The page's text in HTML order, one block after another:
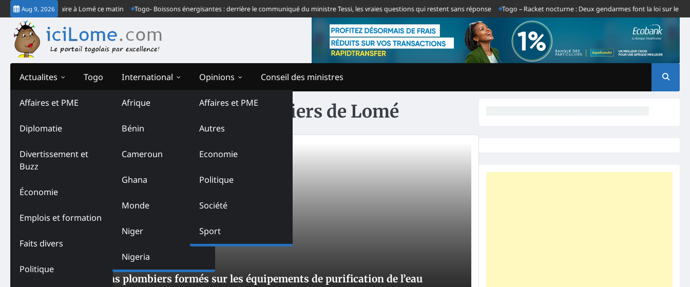
Skip
to
content
Aug 9, 2026
congrès ordinaire à Lomé ce matin Togo- Boissons énergisantes : derrière le communiqué du ministre Tessi, les vraies questions qui restent sans réponse Togo – Racket nocturne : Deux gendarmes font la loi sur le
Actualites
Affaires et PME
Diplomatie
Divertissement et
Buzz
Économie
Emplois et formation
Faits divers
Politique
Togo International
Afrique
Bénin
Cameroun
Ghana
Monde
Niger
Nigeria
Opinions
Affaires et PME
Autres
Economie
Politique
Société
Sport
Conseil des ministres
Tag:Chambre Régionale des Métiers de Lomé
ACTUALITES
Togo-Des artisans plombiers formés sur les équipements de purification de l’eau